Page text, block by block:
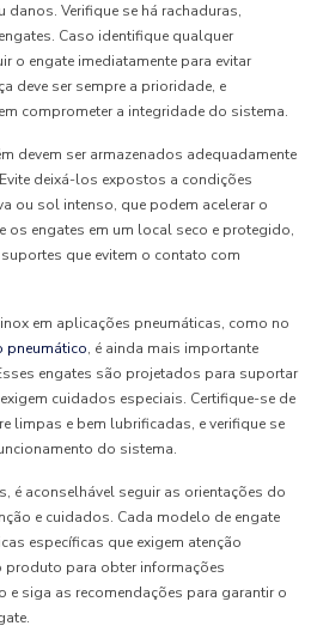
Verifique se há rachaduras,
Caso identifique qualquer
o engate imediatamente para evitar
deve ser sempre a prioridade, e
comprometer a integridade do sistema.
devem ser armazenados adequadamente
deixá-los expostos a condições
ou sol intenso, que podem acelerar o
os engates em um local seco e protegido,
que evitem o contato com
em aplicações pneumáticas, como no
pneumático, é ainda mais importante
engates são projetados para suportar
cuidados especiais. Certifique-se de
limpas e bem lubrificadas, e verifique se
do sistema.
é aconselhável seguir as orientações do
e cuidados. Cada modelo de engate
específicas que exigem atenção
produto para obter informações
e siga as recomendações para garantir o